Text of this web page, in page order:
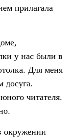
прилагала
у нас были в
Для меня
досуга.
читателя.
окружении